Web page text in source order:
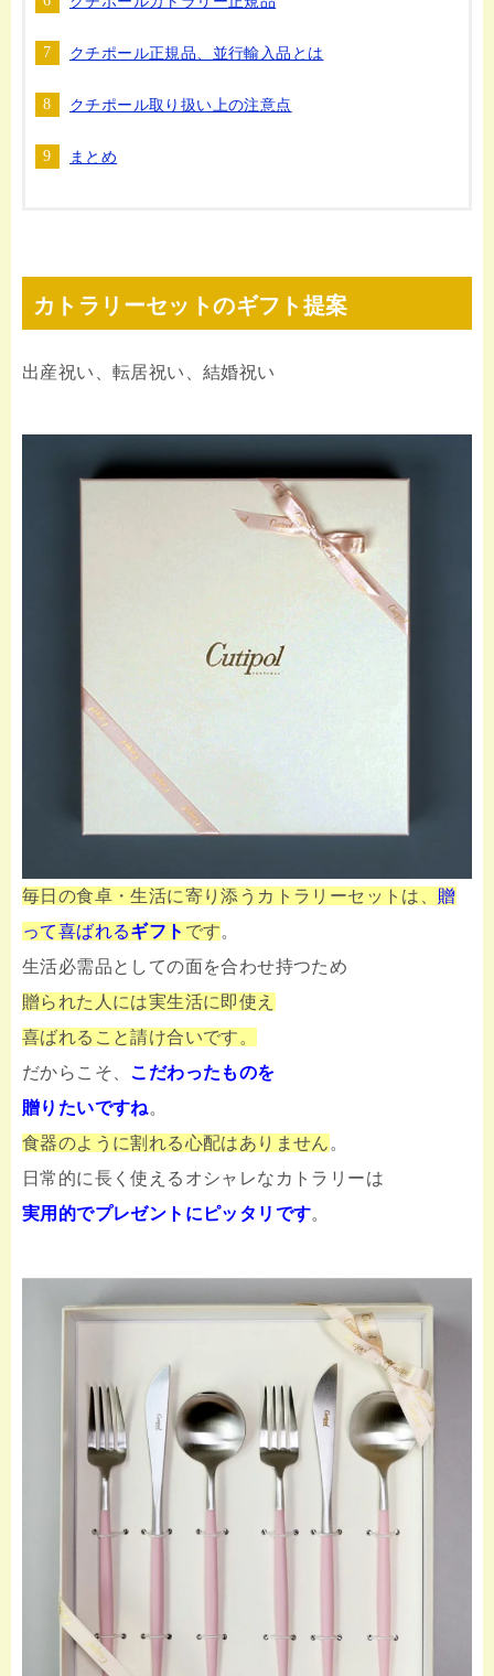
クチポール正規品、並行輸入品とは
クチポール取り扱い上の注意点
まとめ
カトラリーセットのギフト提案
出産祝い、転居祝い、結婚祝い
毎日の食卓・生活に寄り添うカトラリーセットは、 贈
って喜ばれるギフト です。
生活必需品としての面を合わせ持つため
贈られた人には実生活に即使え
喜ばれること請け合いです。
だからこそ、 こだわったものを
贈りたいですね。
食器のように割れる心配はありません 。
日常的に長く使えるオシャレなカトラリーは
実用的でプレゼントにピッタリです。